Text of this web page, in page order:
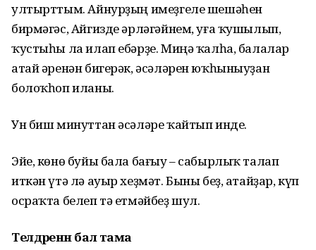
ултырттым. Айнурҙың имеҙгеле шешәһен
бирмәгәс, Айгизде әрлә­гәйнем, уға ҡушылып,
ҡустыһы ла илап ебәрҙе. Миңә ҡалһа, балалар
атай әренән бигерәк, әсәләрен юҡһыныуҙан
болоҡһоп иланы.
Ун биш минуттан әсәләре ҡайтып инде.
Эйе, көнө буйы бала бағыу – сабырлыҡ талап
иткән үтә лә ауыр хеҙмәт. Быны беҙ, атайҙар, күп
осраҡта белеп тә етмәйбеҙ шул.
Телдәренән бал тама